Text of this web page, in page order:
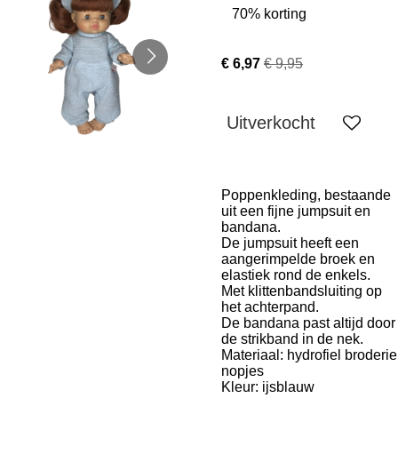
70% korting
€ 6,97 € 9,95
Uitverkocht
Poppenkleding, bestaande
uit een fijne jumpsuit en
bandana.
De jumpsuit heeft een
aangerimpelde broek en
elastiek rond de enkels.
Met klittenbandsluiting op
het achterpand.
De bandana past altijd door
de strikband in de nek.
Materiaal: hydrofiel broderie
nopjes
Kleur: ijsblauw